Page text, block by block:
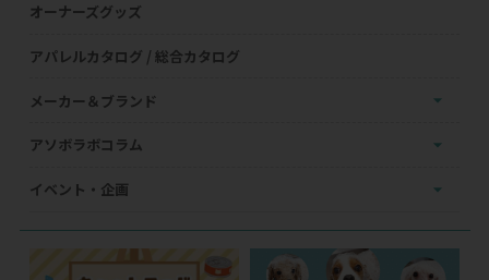
オーナーズグッズ
アパレルカタログ / 総合カタログ
メーカー＆ブランド
アソボラボコラム
イベント・企画